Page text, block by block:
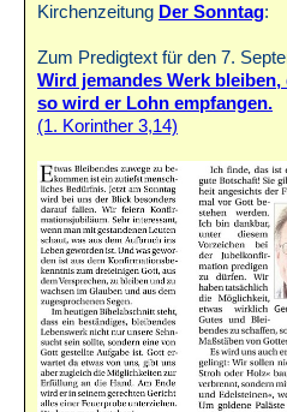
Kirchenzeitung Der Sonntag:
Zum Predigtext für den 7.
Wird jemandes Werk
so wird er Lohn empfangen.
(1. Korinther 3,14)